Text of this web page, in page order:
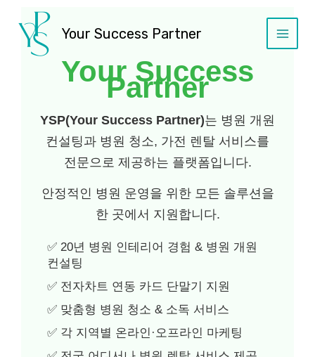
Your Success Partner
Menu
Your Success
Partner
YSP(Your Success Partner)는 병원 개원
컨설팅과 병원 청소, 가전 렌탈 서비스를
전문으로 제공하는 플랫폼입니다.
안정적인 병원 운영을 위한 모든 솔루션을
한 곳에서 지원합니다.
✅ 20년 병원 인테리어 경험 & 병원 개원
컨설팅
✅ 전자차트 연동 카드 단말기 지원
✅ 맞춤형 병원 청소 & 소독 서비스
✅ 각 지역별 온라인·오프라인 마케팅